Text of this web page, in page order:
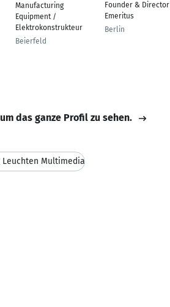
Manufacturing
Equipment /
Elektrokonstrukteur
Beierfeld
Founder & Director
Emeritus
Berlin
das ganze Profil zu sehen.
Leuchten Multimedia